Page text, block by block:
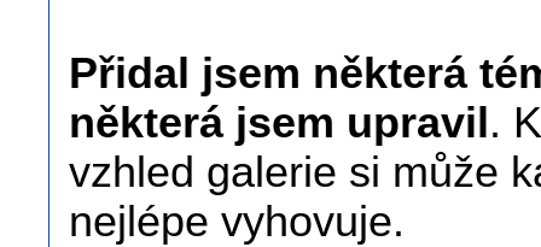
Přidal jsem některá
některá jsem upravil .
vzhled galerie si může
nejlépe vyhovuje.